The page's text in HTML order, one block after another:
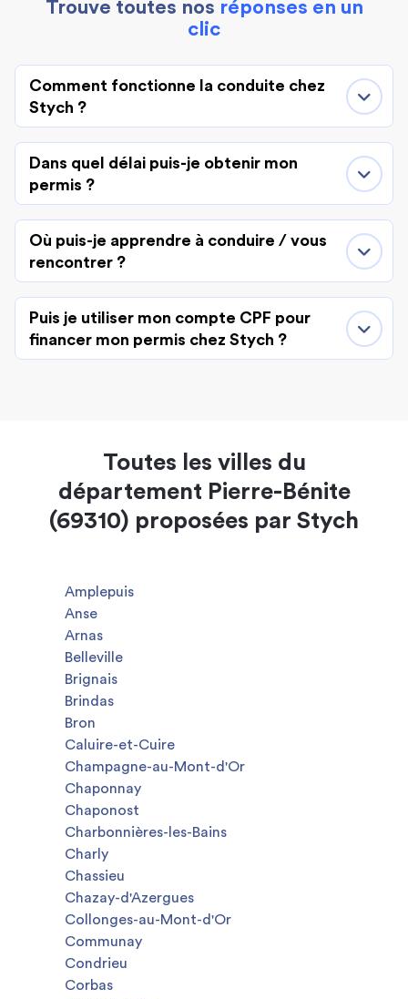
Trouve toutes nos réponses en un
clic
Comment fonctionne la conduite chez
Stych ?
Dans quel délai puis-je obtenir mon
permis ?
Où puis-je apprendre à conduire / vous
rencontrer ?
Puis je utiliser mon compte CPF pour
financer mon permis chez Stych ?
Toutes les villes du
département Pierre-Bénite
(69310) proposées par Stych
Amplepuis
Anse
Arnas
Belleville
Brignais
Brindas
Bron
Caluire-et-Cuire
Champagne-au-Mont-d'Or
Chaponnay
Chaponost
Charbonnières-les-Bains
Charly
Chassieu
Chazay-d'Azergues
Collonges-au-Mont-d'Or
Communay
Condrieu
Corbas